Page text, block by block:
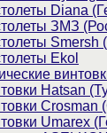
Diana
ЗМЗ
Smersh
Ekol
Hatsan
Umarex